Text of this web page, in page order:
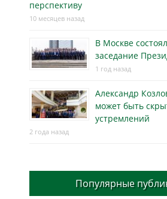
перспективу
10 месяцев назад
В Москве
заседание
1 год назад
Александр
может быть
устремлений
2 года назад
Популярные